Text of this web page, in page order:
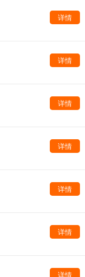
详情
详情
详情
详情
详情
详情
详情